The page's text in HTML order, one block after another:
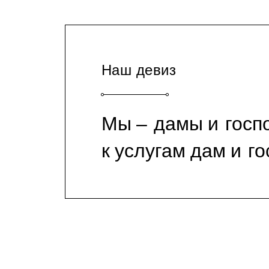
Наш девиз
Мы ‒ дамы и
к услугам дам и